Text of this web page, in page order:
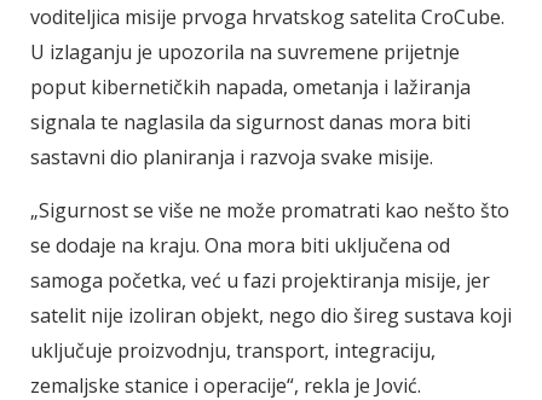
voditeljica misije prvoga hrvatskog satelita CroCube.
U izlaganju je upozorila na suvremene prijetnje
poput kibernetičkih napada, ometanja i lažiranja
signala te naglasila da sigurnost danas mora biti
sastavni dio planiranja i razvoja svake misije.
„Sigurnost se više ne može promatrati kao nešto što
se dodaje na kraju. Ona mora biti uključena od
samoga početka, već u fazi projektiranja misije, jer
satelit nije izoliran objekt, nego dio šireg sustava koji
uključuje proizvodnju, transport, integraciju,
zemaljske stanice i operacije“, rekla je Jović.